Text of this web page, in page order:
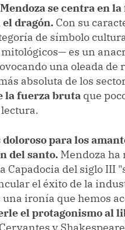
se centra en
dragón. Con su
de símbolo
es un
una oleada de
absoluta de los
la fuerza bruta que
doloroso para los
del santo. Mendoza
Capadocia del siglo III
el éxito de la
una ironía que hemos
el protagonismo al
y